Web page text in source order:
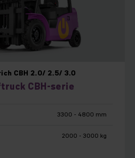
CBH 2.0/ 2.5/ 3.0
CBH-serie
3300 - 4800 mm
2000 - 3000 kg